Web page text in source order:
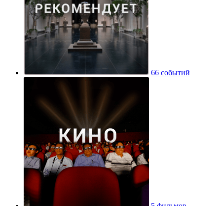
66 событий